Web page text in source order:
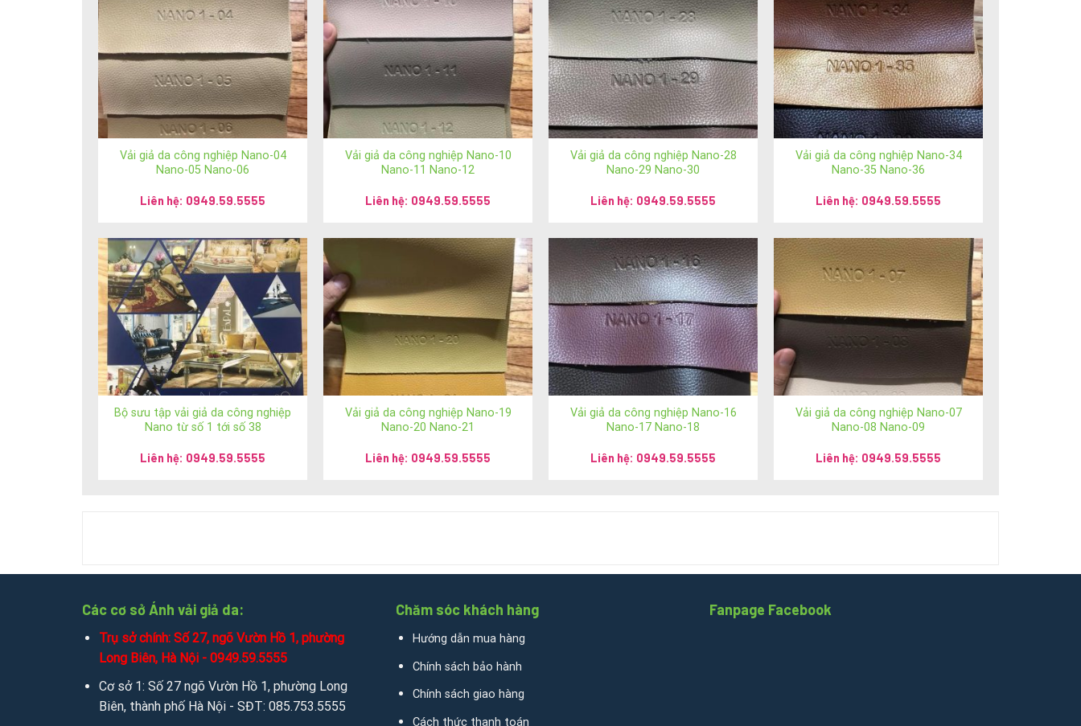
Cảm ơn Quý khách hàng đã quan tâm đến sản phẩm củaÁnh vải giả da!
Để kết nối trực tiếp với chúng tôi, Quý khách hàng vui lòng liên hệ theo những hình thức sau:
1. Thăm trực tiếp show room và cửa hàng:
Hệ thống Ánh vải giả da
Phone: 024 3928 6052 / 024 3928 5599
CÔNG TY TNHH SX TM DV NGỌC HÂN
MST: 0107440229
Trụ Sở Chính: Số 196 ngõ Hoà Bình, tổ 7 phường Cự Khối, quận Long Biên, thành phố Hà Nội
Showroom: Số 2 Trần Phú, phường Hàng Bông, quận Hoàn Kiếm, thành phố Hà Nội
Vải giả da công nghiệp Nano-04
Nano-05 Nano-06
Liên hệ: 0949.59.5555
Vải giả da công nghiệp Nano-10
Nano-11 Nano-12
Liên hệ: 0949.59.5555
Vải giả da công nghiệp Nano-28
Nano-29 Nano-30
Liên hệ: 0949.59.5555
Vải giả da công nghiệp Nano-34
Nano-35 Nano-36
Liên hệ: 0949.59.5555
Bộ sưu tập vải giả da công nghiệp
Nano từ số 1 tới số 38
Liên hệ: 0949.59.5555
Vải giả da công nghiệp Nano-19
Nano-20 Nano-21
Liên hệ: 0949.59.5555
Vải giả da công nghiệp Nano-16
Nano-17 Nano-18
Liên hệ: 0949.59.5555
Vải giả da công nghiệp Nano-07
Nano-08 Nano-09
Liên hệ: 0949.59.5555
Các cơ sở Ánh vải giả da:
Trụ sở chính: Số 27, ngõ Vườn Hồ 1, phường
Long Biên, Hà Nội - 0949.59.5555
Cơ sở 1: Số 27 ngõ Vườn Hồ 1, phường Long
Biên, thành phố Hà Nội - SĐT: 085.753.5555
Chăm sóc khách hàng
Hướng dẫn mua hàng
Chính sách bảo hành
Chính sách giao hàng
Cách thức thanh toán
Fanpage Facebook